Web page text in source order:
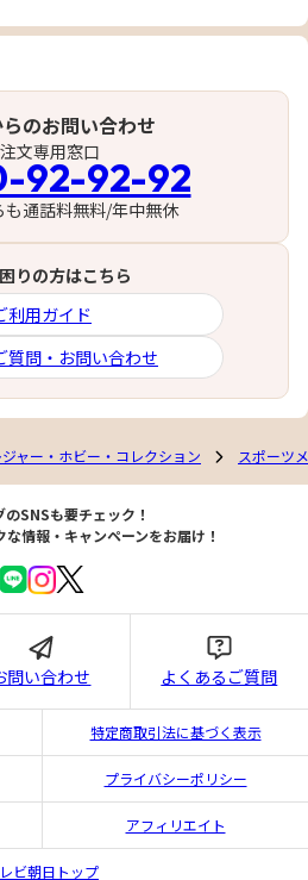
のお問い合わせ
文専用窓口
92-92-92
も通話料無料/年中無休
りの方はこちら
利用ガイド
質問・お問い合わせ
ジャー・ホビー・コレクション スポーツ
のSNSも要チェック！
情報・キャンペーンをお届け！
問い合わせ よくあるご質問
特定商取引法に基づく表示
プライバシーポリシー
アフィリエイト
ビ朝日トップ